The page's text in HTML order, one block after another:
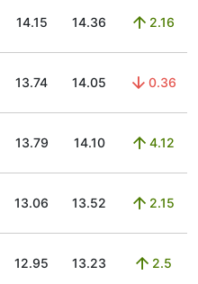
14.15 14.36 2.16
13.74 14.05 0.36
13.79 14.10 4.12
13.06 13.52 2.15
12.95 13.23 2.5